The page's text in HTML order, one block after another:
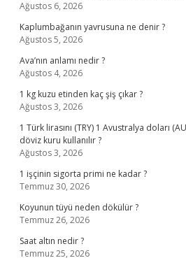
Ağustos 6, 2026
Kaplumbağanın yavrusuna ne denir ?
Ağustos 5, 2026
Ava’nın anlamı nedir ?
Ağustos 4, 2026
1 kg kuzu etinden kaç şiş çıkar ?
Ağustos 3, 2026
1 Türk lirasını (TRY) 1 Avustralya doları
döviz kuru kullanılır ?
Ağustos 3, 2026
1 işçinin sigorta primi ne kadar ?
Temmuz 30, 2026
Koyunun tüyü neden dökülür ?
Temmuz 26, 2026
Saat altın nedir ?
Temmuz 25, 2026